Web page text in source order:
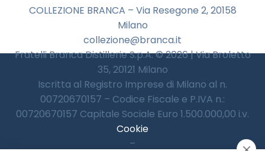
COLLEZIONE BRANCA – Via Resegone 2, 20158
Milano
collezione@branca.it
Fratelli Branca Distillerie S.p.A. © 2026 | Via Broletto
35, 20121 Milano
Iscritta al Registro Imprese di Milano al n.
00720670157 – Codice Fiscale e P.IVA n.:
00720670157 Capitale Sociale Euro 1.500.000,00 i.v.
Cookie
–